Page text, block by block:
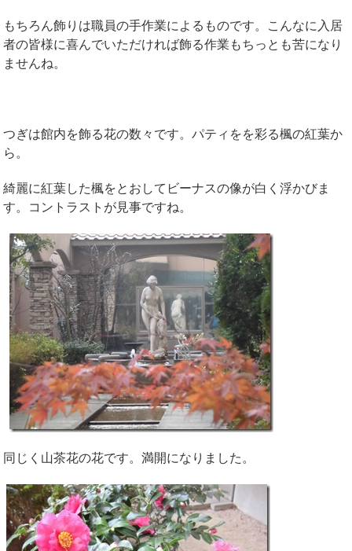
もちろん飾りは職員の手作業によるものです。こんなに入居
者の皆様に喜んでいただければ飾る作業もちっとも苦になり
ませんね。
つぎは館内を飾る花の数々です。パティをを彩る楓の紅葉か
ら。
綺麗に紅葉した楓をとおしてビーナスの像が白く浮かびま
す。コントラストが見事ですね。
同じく山茶花の花です。満開になりました。